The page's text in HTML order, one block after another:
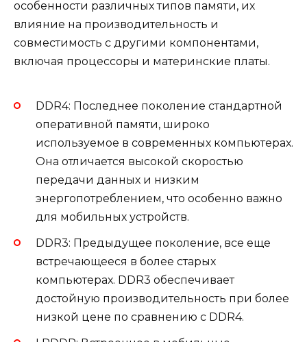
особенности различных типов памяти, их
влияние на производительность и
совместимость с другими компонентами,
включая процессоры и материнские платы.
DDR4: Последнее поколение стандартной
оперативной памяти, широко
используемое в современных компьютерах.
Она отличается высокой скоростью
передачи данных и низким
энергопотреблением, что особенно важно
для мобильных устройств.
DDR3: Предыдущее поколение, все еще
встречающееся в более старых
компьютерах. DDR3 обеспечивает
достойную производительность при более
низкой цене по сравнению с DDR4.